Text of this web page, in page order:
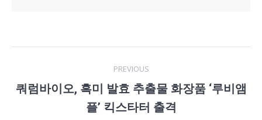
navigation
PREVIOUS
Previous
post:
쿼럼바이오, 흑미 발효 추출물 화장품 ‘루비앰
플’ 킥스타터 출격